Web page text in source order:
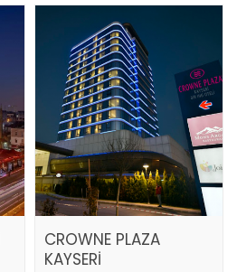
CROWNE PLAZA
KAYSERİ